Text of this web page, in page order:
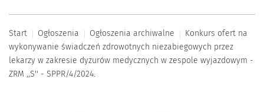
Start Ogłoszenia Ogłoszenia archiwalne
Konkurs ofert na
wykonywanie świadczeń zdrowotnych niezabiegowych przez
lekarzy w zakresie dyżurów medycznych w zespole wyjazdowym -
ZRM ,,S'' - SPPR/4/2024.